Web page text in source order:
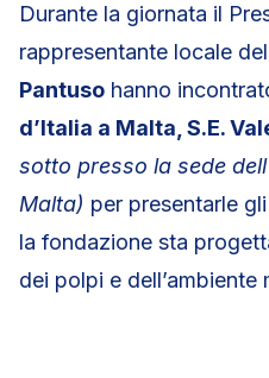
Durante la giornata il
rappresentante locale
Pantuso hanno
d’Italia a Malta, S.E.
sotto presso la sede
Malta) per presentarle
la fondazione sta
dei polpi e dell’ambiente